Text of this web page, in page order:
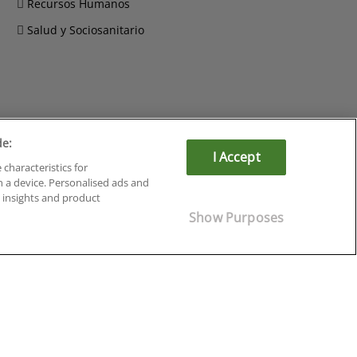
Recursos Humanos
Salud y Sociosanitario
Cursos en Tenerife
Cursos en Toledo
Cursos en Valencia
Cursos en Ávila
characteristics for
device. Personalised ads and
and product
I Accept
Show Purposes